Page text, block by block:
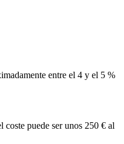
entre el 4 y el 5 %
coste puede ser unos 250 € al